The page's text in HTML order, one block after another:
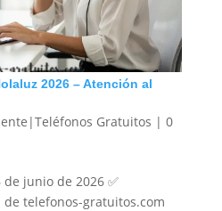
2026 – Atención al
Gratuitos | 0
de junio de 2026 ✅
telefonos-gratuitos.com